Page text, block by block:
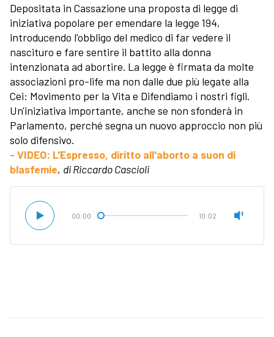
Depositata in Cassazione una proposta di legge di
iniziativa popolare per emendare la legge 194,
introducendo l'obbligo del medico di far vedere il
nascituro e fare sentire il battito alla donna
intenzionata ad abortire. La legge è firmata da molte
associazioni pro-life ma non dalle due più legate alla
Cei: Movimento per la Vita e Difendiamo i nostri figli.
Un'iniziativa importante, anche se non sfonderà in
Parlamento, perché segna un nuovo approccio non più
solo difensivo.
- VIDEO: L'Espresso, diritto all'aborto a suon di
blasfemie, di Riccardo Cascioli
00:00 10:02